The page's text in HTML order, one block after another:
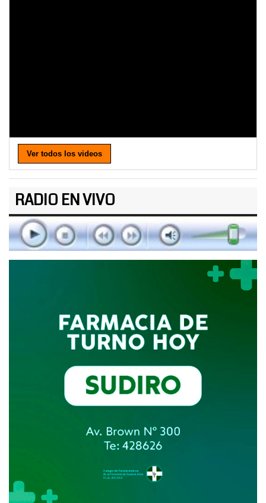
Ver todos los videos
RADIO EN VIVO